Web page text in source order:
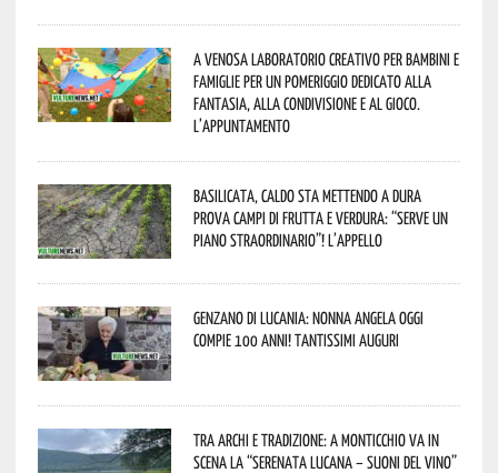
A Venosa laboratorio creativo per bambini e
famiglie per un pomeriggio dedicato alla
fantasia, alla condivisione e al gioco.
L’appuntamento
Basilicata, caldo sta mettendo a dura
prova campi di frutta e verdura: “Serve un
piano straordinario”! L’appello
Genzano di Lucania: nonna Angela oggi
compie 100 anni! Tantissimi auguri
Tra archi e tradizione: a Monticchio va in
scena la “Serenata lucana – suoni del vino”